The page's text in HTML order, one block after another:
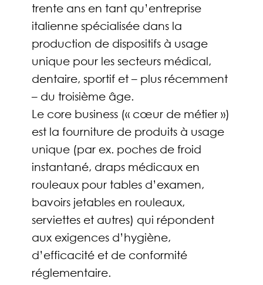
trente ans en tant qu’entreprise
italienne spécialisée dans la
production de dispositifs à usage
unique pour les secteurs médical,
dentaire, sportif et – plus récemment
– du troisième âge.
Le core business (« cœur de métier »)
est la fourniture de produits à usage
unique (par ex. poches de froid
instantané, draps médicaux en
rouleaux pour tables d’examen,
bavoirs jetables en rouleaux,
serviettes et autres) qui répondent
aux exigences d’hygiène,
d’efficacité et de conformité
réglementaire.